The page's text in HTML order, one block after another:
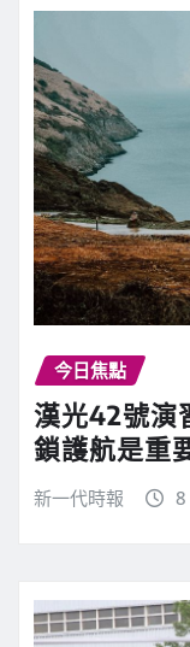
今日焦點
漢光42號
鎖護航是重
新一代時報 8